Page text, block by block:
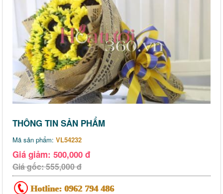
THÔNG TIN SẢN PHẨM
Mã sản phẩm: VL54232
Giá giảm: 500,000 đ
Giá gốc: 555,000 đ
Hotline: 0962 794 486